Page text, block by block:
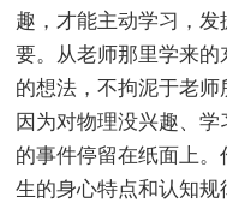
趣，才能主动学习，
要。从老师那里学来
的想法，不拘泥于老
因为对物理没兴趣、
的事件停留在纸面上
生的身心特点和认知